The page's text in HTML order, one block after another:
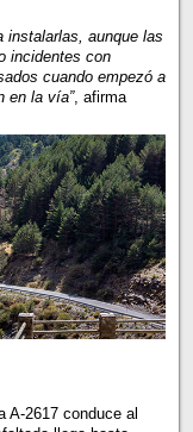
instalarlas, aunque las
incidentes con
cuando empezó a
en la vía”, afirma
A-2617 conduce al